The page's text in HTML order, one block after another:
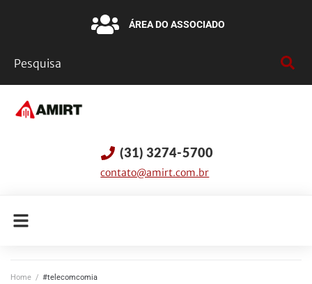
ÁREA DO ASSOCIADO
(31) 3274-5700
contato@amirt.com.br
Home / #telecomcomia